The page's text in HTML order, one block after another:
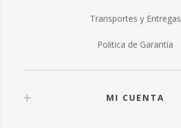
Transportes y Entregas
Politica de Garantía
MI CUENTA